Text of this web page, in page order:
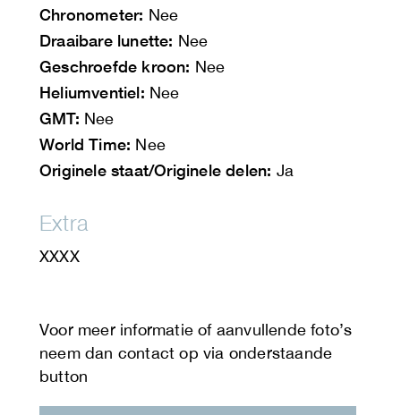
Chronometer: Nee
Draaibare lunette: Nee
Geschroefde kroon: Nee
Heliumventiel: Nee
GMT: Nee
World Time: Nee
Originele staat/Originele delen: Ja
Extra
XXXX